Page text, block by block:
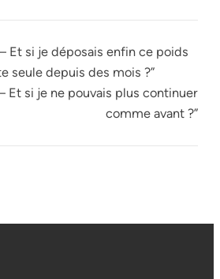
Et si je déposais enfin ce poids
seule depuis des mois ?”
Et si je ne pouvais plus continuer
comme avant ?”